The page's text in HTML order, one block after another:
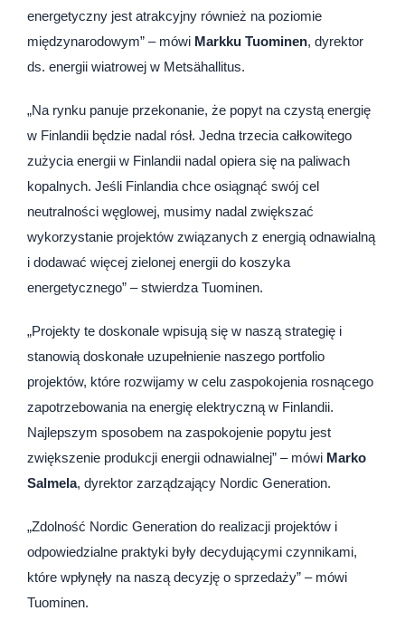
energetyczny jest atrakcyjny również na poziomie
międzynarodowym” – mówi Markku Tuominen, dyrektor
ds. energii wiatrowej w Metsähallitus.
„Na rynku panuje przekonanie, że popyt na czystą energię
w Finlandii będzie nadal rósł. Jedna trzecia całkowitego
zużycia energii w Finlandii nadal opiera się na paliwach
kopalnych. Jeśli Finlandia chce osiągnąć swój cel
neutralności węglowej, musimy nadal zwiększać
wykorzystanie projektów związanych z energią odnawialną
i dodawać więcej zielonej energii do koszyka
energetycznego” – stwierdza Tuominen.
„Projekty te doskonale wpisują się w naszą strategię i
stanowią doskonałe uzupełnienie naszego portfolio
projektów, które rozwijamy w celu zaspokojenia rosnącego
zapotrzebowania na energię elektryczną w Finlandii.
Najlepszym sposobem na zaspokojenie popytu jest
zwiększenie produkcji energii odnawialnej” – mówi Marko
Salmela, dyrektor zarządzający Nordic Generation.
„Zdolność Nordic Generation do realizacji projektów i
odpowiedzialne praktyki były decydującymi czynnikami,
które wpłynęły na naszą decyzję o sprzedaży” – mówi
Tuominen.